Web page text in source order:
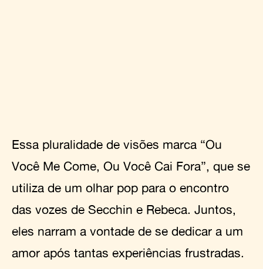
Essa pluralidade de visões marca “Ou
Você Me Come, Ou Você Cai Fora”, que se
utiliza de um olhar pop para o encontro
das vozes de Secchin e Rebeca. Juntos,
eles narram a vontade de se dedicar a um
amor após tantas experiências frustradas.